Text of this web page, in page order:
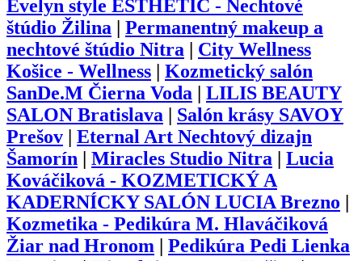
Evelyn style ESTHETIC - Nechtové
štúdio Žilina
Permanentný makeup a
nechtové štúdio Nitra
City Wellness
Košice - Wellness
Kozmetický salón
SanDe.M Čierna Voda
LILIS BEAUTY
SALON Bratislava
Salón krásy SAVOY
Prešov
Eternal Art Nechtový dizajn
Šamorín
Miracles Studio Nitra
Lucia
Kováčiková - KOZMETICKÝ A
KADERNÍCKY SALÓN LUCIA Brezno
Kozmetika - Pedikúra M. Hlaváčiková
Žiar nad Hronom
Pedikúra Pedi Lienka